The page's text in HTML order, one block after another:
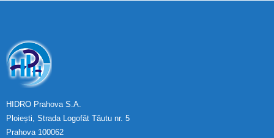
HIDRO Prahova S.A.
Ploiești, Strada Logofăt Tăutu nr. 5
Prahova 100062